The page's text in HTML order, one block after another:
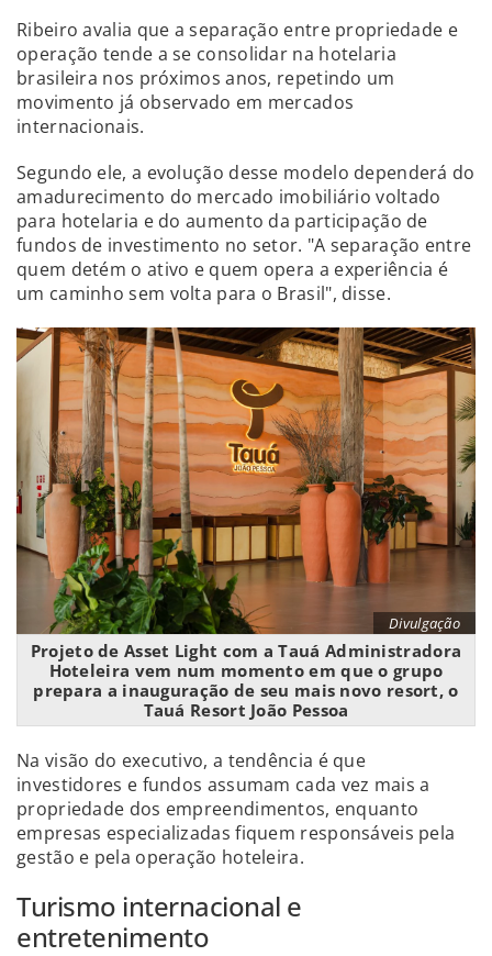
Ribeiro avalia que a separação entre propriedade e
operação tende a se consolidar na hotelaria
brasileira nos próximos anos, repetindo um
movimento já observado em mercados
internacionais.
Segundo ele, a evolução desse modelo dependerá do
amadurecimento do mercado imobiliário voltado
para hotelaria e do aumento da participação de
fundos de investimento no setor. "A separação entre
quem detém o ativo e quem opera a experiência é
um caminho sem volta para o Brasil", disse.
Divulgação
Projeto de Asset Light com a Tauá Administradora
Hoteleira vem num momento em que o grupo
prepara a inauguração de seu mais novo resort, o
Tauá Resort João Pessoa
Na visão do executivo, a tendência é que
investidores e fundos assumam cada vez mais a
propriedade dos empreendimentos, enquanto
empresas especializadas fiquem responsáveis pela
gestão e pela operação hoteleira.
Turismo internacional e
entretenimento